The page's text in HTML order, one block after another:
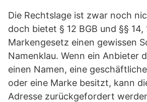
Die Rechtslage ist zwar noch
doch bietet § 12 BGB und §§ 14,
Markengesetz einen gewissen
Namenklau. Wenn ein Anbieter
einen Namen, eine
oder eine Marke besitzt, kann
Adresse zurückgefordert